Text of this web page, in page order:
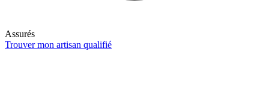
Assurés
Trouver mon artisan qualifié